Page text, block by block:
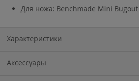
Для ножа: Benchmade Mini Bugout
Характеристики
Аксессуары